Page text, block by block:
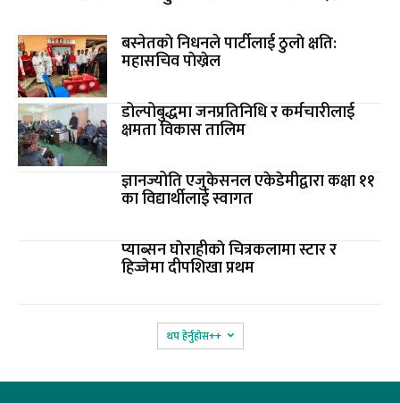
बस्नेतकाे निधनले पार्टीलाई ठुलाे क्षति:
महासचिव पाेख्रेल
डोल्पोबुद्धमा जनप्रतिनिधि र कर्मचारीलाई
क्षमता विकास तालिम
ज्ञानज्योति एजुकेसनल एकेडेमीद्वारा कक्षा ११
का विद्यार्थीलाई स्वागत
प्याब्सन घाेराहीकाे चित्रकलामा स्टार र
हिज्जेमा दीपशिखा प्रथम
थप हेर्नुहोस‌++